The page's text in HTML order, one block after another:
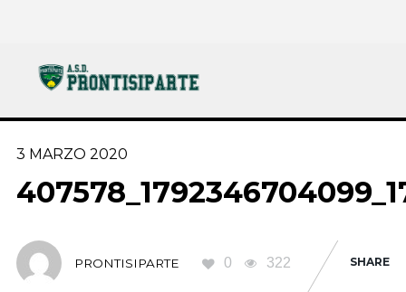
3 MARZO 2020
PRONTISIPARTE 0 322 SHARE